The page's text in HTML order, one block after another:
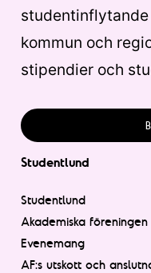
kommun och
stipendier och
Studentlund
Studentlund
Akademiska föreningen
Evenemang
AF:s utskott och